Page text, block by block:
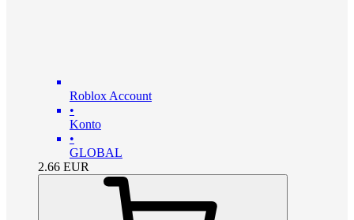
Roblox Account
•
Konto
•
GLOBAL
2.66 EUR